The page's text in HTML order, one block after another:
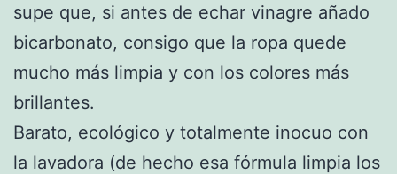
supe que, si antes de echar vinagre añado
bicarbonato, consigo que la ropa quede
mucho más limpia y con los colores más
brillantes.
Barato, ecológico y totalmente inocuo con
la lavadora (de hecho esa fórmula limpia los